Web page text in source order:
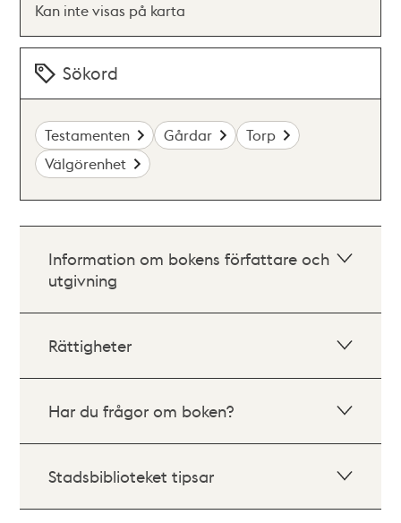
Kan inte visas på karta
Sökord
Testamenten Gårdar
Torp
Välgörenhet
Information om bokens författare och
utgivning
Rättigheter
Har du frågor om boken?
Stadsbiblioteket tipsar